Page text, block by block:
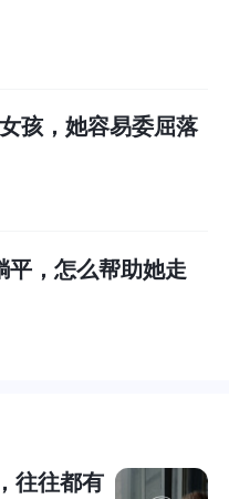
感 负能量 每天精神
一边玩手机一边焦虑
题了 可他们不信 不带
一边玩手机一边焦虑
了 可他们不信 不带
被迫选择屈服。你可
的样子，但学会去接
。现在的你不要考虑
改变父母和姐姐，而
好复习，心无杂念的
不用为了掩饰自卑装
精力注意力都投入学
希望对你有用，祝
被迫选择屈服。你可
的样子，但学会去接
。现在的你不要考虑
改变父母和姐姐，而
好复习，心无杂念的
不用为了掩饰自卑装
精力注意力都投入学
希望对你有用，祝
往往都有